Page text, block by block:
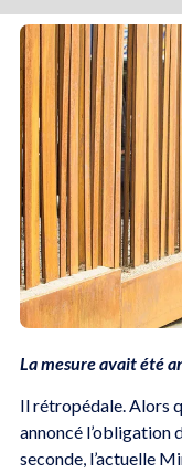
La mesure avait été
Il rétropédale. Alors
annoncé l’obligation
seconde, l’actuelle